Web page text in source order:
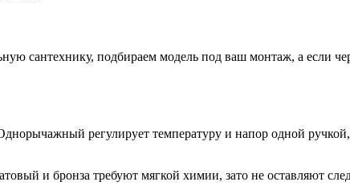
сантехнику, подбираем модель под ваш монтаж, а если
регулирует температуру и напор одной
и бронза требуют мягкой химии, зато не оставляют